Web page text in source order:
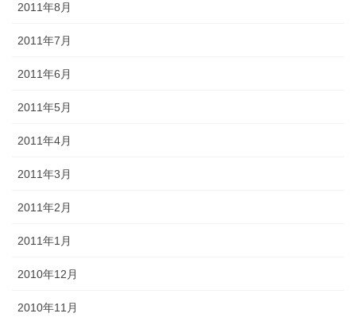
2011年8月
2011年7月
2011年6月
2011年5月
2011年4月
2011年3月
2011年2月
2011年1月
2010年12月
2010年11月